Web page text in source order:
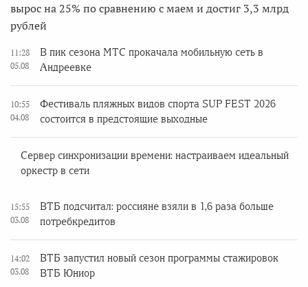
вырос на 25% по сравнению с маем и достиг 3,3 млрд
рублей
11:28
05.08
В пик сезона МТС прокачала мобильную сеть в
Андреевке
10:55
04.08
Фестиваль пляжных видов спорта SUP FEST 2026
состоится в предстоящие выходные
Сервер синхронизации времени: настраиваем идеальный
оркестр в сети
15:55
03.08
ВТБ подсчитал: россияне взяли в 1,6 раза больше
потребкредитов
14:02
03.08
ВТБ запустил новый сезон программы стажировок
ВТБ Юниор